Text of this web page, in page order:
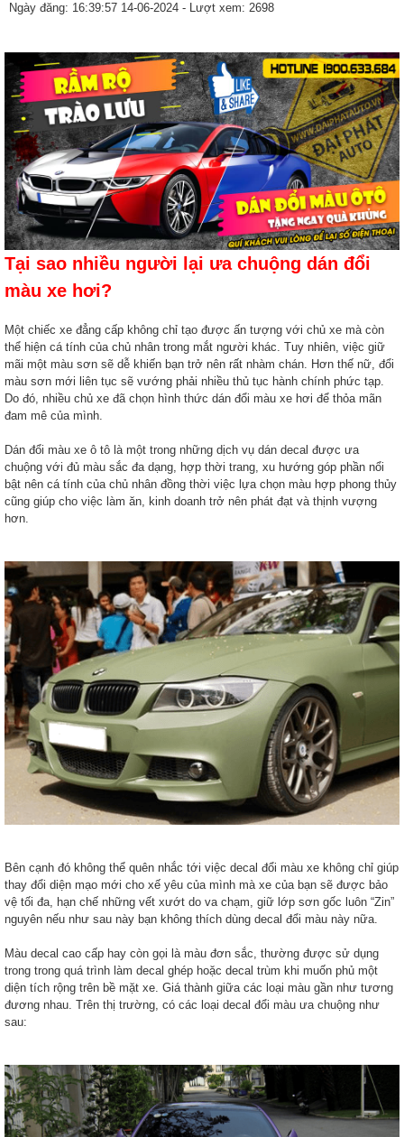
Ngày đăng: 16:39:57 14-06-2024 - Lượt xem: 2698
Tại sao nhiều người lại ưa chuộng dán đổi
màu xe hơi?
Một chiếc xe đẳng cấp không chỉ tạo được ấn tượng với chủ xe mà còn
thể hiện cá tính của chủ nhân trong mắt người khác. Tuy nhiên, việc giữ
mãi một màu sơn sẽ dễ khiến bạn trở nên rất nhàm chán. Hơn thế nữ, đổi
màu sơn mới liên tục sẽ vướng phải nhiều thủ tục hành chính phức tạp.
Do đó, nhiều chủ xe đã chọn hình thức dán đổi màu xe hơi để thỏa mãn
đam mê của mình.
Dán đổi màu xe ô tô là một trong những dịch vụ dán decal được ưa
chuộng với đủ màu sắc đa dạng, hợp thời trang, xu hướng góp phần nổi
bật nên cá tính của chủ nhân đồng thời việc lựa chọn màu hợp phong thủy
cũng giúp cho việc làm ăn, kinh doanh trở nên phát đạt và thịnh vượng
hơn.
Bên cạnh đó không thể quên nhắc tới việc decal đổi màu xe không chỉ giúp
thay đổi diện mạo mới cho xế yêu của mình mà xe của bạn sẽ được bảo
vệ tối đa, hạn chế những vết xướt do va chạm, giữ lớp sơn gốc luôn “Zin”
nguyên nếu như sau này bạn không thích dùng decal đổi màu này nữa.
Màu decal cao cấp hay còn gọi là màu đơn sắc, thường được sử dụng
trong trong quá trình làm decal ghép hoặc decal trùm khi muốn phủ một
diện tích rộng trên bề mặt xe. Giá thành giữa các loại màu gần như tương
đương nhau. Trên thị trường, có các loại decal đổi màu ưa chuộng như
sau: